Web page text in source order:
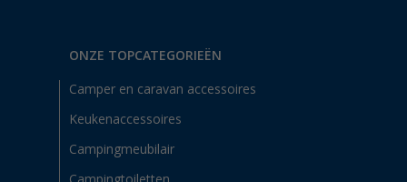
ONZE TOPCATEGORIEËN
Camper en caravan accessoires
Keukenaccessoires
Campingmeubilair